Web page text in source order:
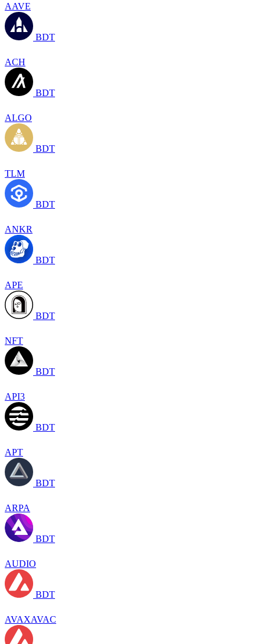
AAVE
BDT
ACH
BDT
ALGO
BDT
TLM
BDT
ANKR
BDT
APE
BDT
NFT
BDT
API3
BDT
APT
BDT
ARPA
BDT
AUDIO
BDT
AVAXAVAC